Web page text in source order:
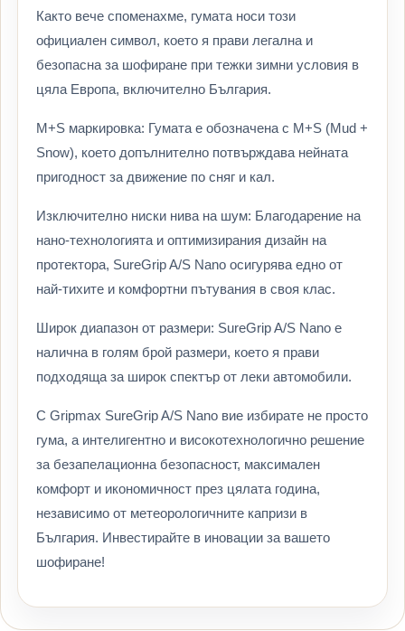
Както вече споменахме, гумата носи този
официален символ, което я прави легална и
безопасна за шофиране при тежки зимни условия в
цяла Европа, включително България.
M+S маркировка: Гумата е обозначена с M+S (Mud +
Snow), което допълнително потвърждава нейната
пригодност за движение по сняг и кал.
Изключително ниски нива на шум: Благодарение на
нано-технологията и оптимизирания дизайн на
протектора, SureGrip A/S Nano осигурява едно от
най-тихите и комфортни пътувания в своя клас.
Широк диапазон от размери: SureGrip A/S Nano е
налична в голям брой размери, което я прави
подходяща за широк спектър от леки автомобили.
С Gripmax SureGrip A/S Nano вие избирате не просто
гума, а интелигентно и високотехнологично решение
за безапелационна безопасност, максимален
комфорт и икономичност през цялата година,
независимо от метеорологичните капризи в
България. Инвестирайте в иновации за вашето
шофиране!